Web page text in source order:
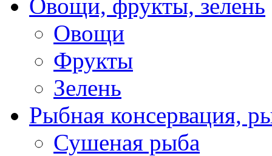
Овощи, фрукты, зелень
Овощи
Фрукты
Зелень
Рыбная консервация,
Сушеная рыба